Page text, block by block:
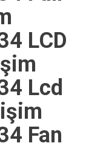
LCD
Lcd
Fan